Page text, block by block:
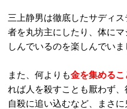
三上静男は徹底したサディ
者を丸坊主にしたり、体にマ
しんでいるのを楽しんでいま
また、何よりも金を集める
れば人を殺すことも厭わず
自殺に追い込むなど、まさ